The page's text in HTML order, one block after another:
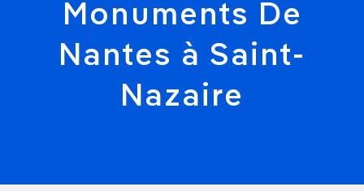
Monuments De
Nantes à Saint-
Nazaire